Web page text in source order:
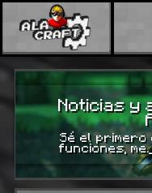
Noticias y
Sé el
funciones,